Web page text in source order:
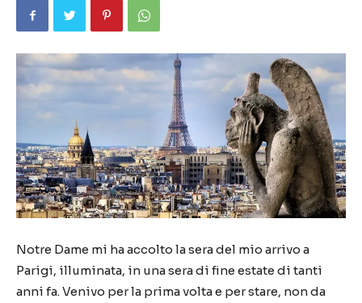
Notre Dame mi ha accolto la sera del mio arrivo a
Parigi, illuminata, in una sera di fine estate di tanti
anni fa. Venivo per la prima volta e per stare, non da